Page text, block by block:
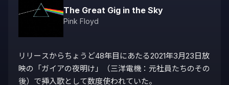
The Great Gig in the Sky
Pink Floyd
リリースからちょうど48年目にあたる2021年3月23日放
映の「ガイアの夜明け」（三洋電機：元社員たちのその
後）で挿入歌として数度使われていた。